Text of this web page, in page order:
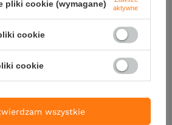
|
NOWOŚĆ
Koszulka BKK Casual Shirt |
Black | Zander | L
154,90 zł
Kup za: 5111.70PKTpunktów
Ilość produktów
pliki cookie (wymagane)
aktywne
cookie
cookie
wszystkie